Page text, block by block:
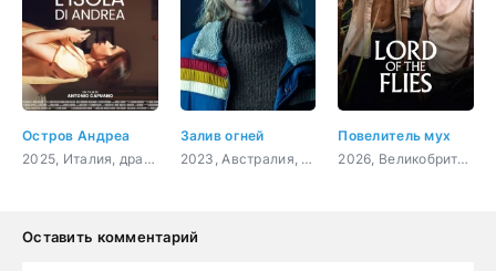
Остров Андреа
2025, Италия, драма
Залив огней
2023, Австралия, драма, комедия, криминал
Повелитель мух
2026, Великобритания, триллер, драма
Оставить комментарий